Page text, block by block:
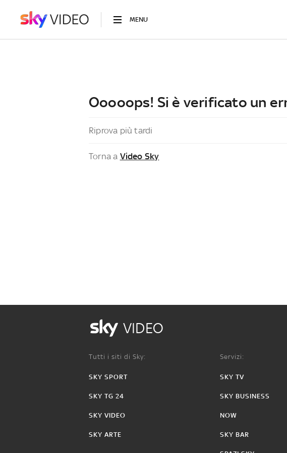
MENU
Ooooops! Si è verificato un
Riprova più tardi
Torna a Video Sky
VIDEO
Tutti i siti di Sky:
SKY SPORT
SKY TG 24
SKY VIDEO
SKY ARTE
Servizi:
SKY TV
SKY BUSINESS
NOW
SKY BAR